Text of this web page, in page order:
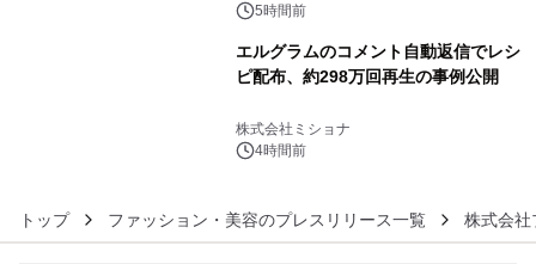
5時間前
エルグラムのコメント自動返信でレシ
ピ配布、約298万回再生の事例公開
株式会社ミショナ
4時間前
トップ ファッション・美容のプレスリリース一覧 株式会社